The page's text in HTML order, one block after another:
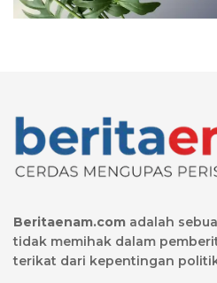
Beritaenam.com adalah
tidak memihak dalam
terikat dari kepentingan